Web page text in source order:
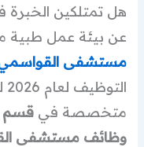
هل تمتلكين
عن بيئة عمل طبية
مستشفى
التوظيف لعام 2026 لشغل منصب
متخصصة فيقسم
وظائف مستشفى